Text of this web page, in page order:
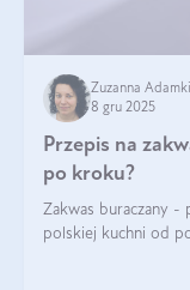
Zuzanna
8 gru 2025
Przepis na
po kroku?
Zakwas buraczany -
polskiej kuchni od